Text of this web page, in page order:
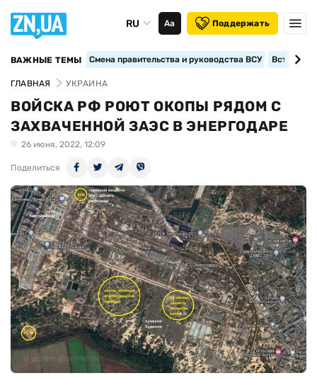
RU Аа Поддержать
ВАЖНЫЕ ТЕМЫ Смена правительства и руководства ВСУ
ГЛАВНАЯ УКРАИНА
ВОЙСКА РФ РОЮТ ОКОПЫ РЯДОМ С
ЗАХВАЧЕННОЙ ЗАЭС В ЭНЕРГОДАРЕ
26 июня, 2022, 12:09
Поделиться